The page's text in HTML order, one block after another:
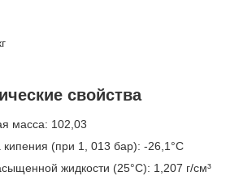
свойства
масса: 102,03
кипения (при 1, 013 бар): -26,1°C
жидкости (25°C): 1,207 г/см³